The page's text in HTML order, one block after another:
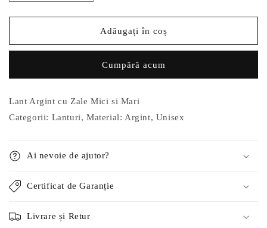
cantitatea
pentru
Argint
Mici
Mari
cantitatea
pentru
Argint
Mici
Mari
Adăugați în coș
Cumpără acum
Lant Argint cu Zale Mici si Mari
Categorii: Lanturi, Material: Argint, Unisex
Ai nevoie de ajutor?
Certificat de Garanție
Livrare și Retur